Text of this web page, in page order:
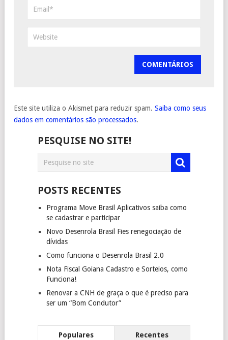
Este site utiliza o Akismet para reduzir spam. Saiba como seus
dados em comentários são processados.
PESQUISE NO SITE!
POSTS RECENTES
Programa Move Brasil Aplicativos saiba como
se cadastrar e participar
Novo Desenrola Brasil Fies renegociação de
dívidas
Como funciona o Desenrola Brasil 2.0
Nota Fiscal Goiana Cadastro e Sorteios, como
Funciona!
Renovar a CNH de graça o que é preciso para
ser um “Bom Condutor”
Populares Recentes